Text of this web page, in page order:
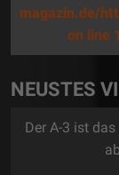
magazin.de/
on line
NEUSTES
Der A-3 ist